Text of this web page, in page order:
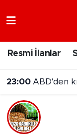
Resmi İlanlar
23:00 ABD'den
Samsun
Trafik